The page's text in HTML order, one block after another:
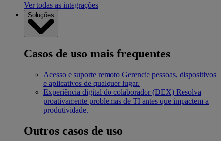
Ver todas as integrações
Soluções
Casos de uso mais frequentes
Acesso e suporte remoto Gerencie pessoas, dispositivos
e aplicativos de qualquer lugar.
Experiência digital do colaborador (DEX) Resolva
proativamente problemas de TI antes que impactem a
produtividade.
Outros casos de uso